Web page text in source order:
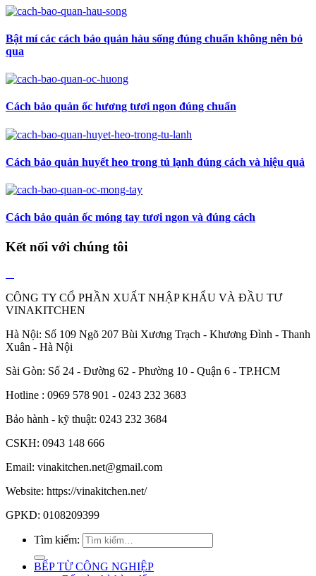
Bật mí các cách bảo quản hàu sống đúng chuẩn không nên bỏ
qua
Cách bảo quản ốc hương tươi ngon đúng chuẩn
Cách bảo quản huyết heo trong tủ lạnh đúng cách và hiệu quả
Cách bảo quản ốc móng tay tươi ngon và đúng cách
Kết nối với chúng tôi
CÔNG TY CỔ PHẦN XUẤT NHẬP KHẨU VÀ ĐẦU TƯ
VINAKITCHEN
Hà Nội: Số 109 Ngõ 207 Bùi Xương Trạch - Khương Đình - Thanh
Xuân - Hà Nội
Sài Gòn: Số 24 - Đường 62 - Phường 10 - Quận 6 - TP.HCM
Hotline : 0969 578 901 - 0243 232 3683
Bảo hành - kỹ thuật: 0243 232 3684
CSKH: 0943 148 666
Email: vinakitchen.net@gmail.com
Website: https://vinakitchen.net/
GPKD: 0108209399
Tìm kiếm:
BẾP TỪ CÔNG NGHIỆP